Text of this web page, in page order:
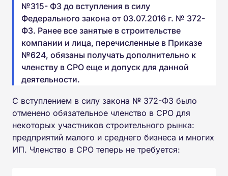
№315- ФЗ до вступления в силу
Федерального закона от 03.07.2016 г. № 372-
ФЗ. Ранее все занятые в строительстве
компании и лица, перечисленные в Приказе
№624, обязаны получать дополнительно к
членству в СРО еще и допуск для данной
деятельности.
С вступлением в силу закона № 372-ФЗ было
отменено обязательное членство в СРО для
некоторых участников строительного рынка:
предприятий малого и среднего бизнеса и многих
ИП. Членство в СРО теперь не требуется: